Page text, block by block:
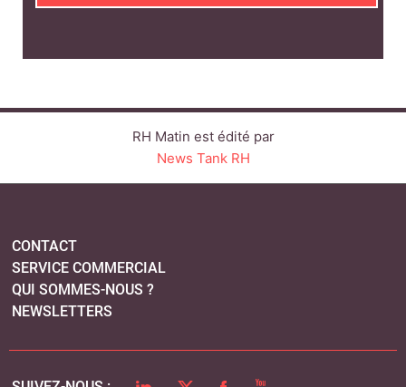
RH Matin est édité par
News Tank RH
CONTACT
SERVICE COMMERCIAL
QUI SOMMES-NOUS ?
NEWSLETTERS